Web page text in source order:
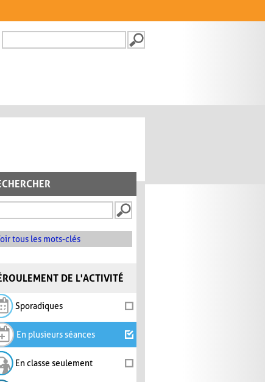
FORMULAIRE DE
tous les mots-clés
DE L'ACTIVITÉ
Sporadiques
En plusieurs séances
En classe seulement